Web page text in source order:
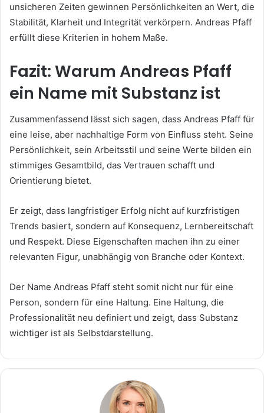
unsicheren Zeiten gewinnen Persönlichkeiten an Wert, die
Stabilität, Klarheit und Integrität verkörpern. Andreas Pfaff
erfüllt diese Kriterien in hohem Maße.
Fazit: Warum Andreas Pfaff
ein Name mit Substanz ist
Zusammenfassend lässt sich sagen, dass Andreas Pfaff für
eine leise, aber nachhaltige Form von Einfluss steht. Seine
Persönlichkeit, sein Arbeitsstil und seine Werte bilden ein
stimmiges Gesamtbild, das Vertrauen schafft und
Orientierung bietet.
Er zeigt, dass langfristiger Erfolg nicht auf kurzfristigen
Trends basiert, sondern auf Konsequenz, Lernbereitschaft
und Respekt. Diese Eigenschaften machen ihn zu einer
relevanten Figur, unabhängig von Branche oder Kontext.
Der Name Andreas Pfaff steht somit nicht nur für eine
Person, sondern für eine Haltung. Eine Haltung, die
Professionalität neu definiert und zeigt, dass Substanz
wichtiger ist als Selbstdarstellung.